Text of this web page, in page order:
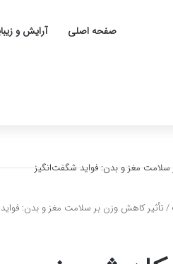
صفحه اصلی آرایش و
/تأثیر کاهش وزن بر سلامت مغز و بدن: